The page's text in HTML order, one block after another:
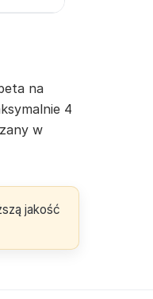
na
4
w
jakość